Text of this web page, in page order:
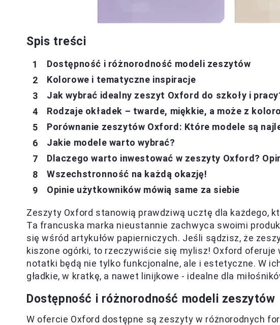
Spis treści
Dostępność i różnorodność modeli zeszytów
Kolorowe i tematyczne inspiracje
Jak wybrać idealny zeszyt Oxford do szkoły i
Rodzaje okładek – twarde, miękkie, a może z
Porównanie zeszytów Oxford: Które modele są
Jakie modele warto wybrać?
Dlaczego warto inwestować w zeszyty Oxford?
Wszechstronność na każdą okazję!
Opinie użytkowników mówią same za siebie
Zeszyty Oxford stanowią prawdziwą ucztę dla każdego,
Ta francuska marka nieustannie zachwyca swoimi
się wśród artykułów papierniczych. Jeśli sądzisz, że
kiszone ogórki, to rzeczywiście się mylisz! Oxford oferuje
notatki będą nie tylko funkcjonalne, ale i estetyczne. W
gładkie, w kratkę, a nawet linijkowe - idealne dla
Dostępność i różnorodność modeli zeszytów
W ofercie Oxford dostępne są zeszyty w różnorodnych